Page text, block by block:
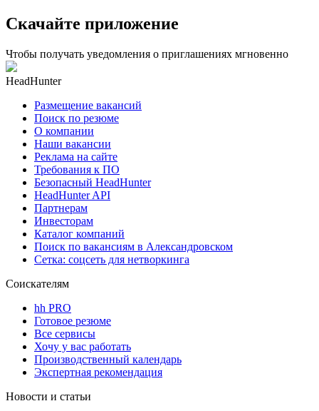
Скачайте приложение
Чтобы получать уведомления о приглашениях мгновенно
HeadHunter
Размещение вакансий
Поиск по резюме
О компании
Наши вакансии
Реклама на сайте
Требования к ПО
Безопасный HeadHunter
HeadHunter API
Партнерам
Инвесторам
Каталог компаний
Поиск по вакансиям в Александровском
Сетка: соцсеть для нетворкинга
Соискателям
hh PRO
Готовое резюме
Все сервисы
Хочу у вас работать
Производственный календарь
Экспертная рекомендация
Новости и статьи